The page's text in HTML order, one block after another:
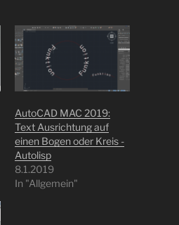
AutoCAD MAC 2019:
Text Ausrichtung auf
einen Bogen oder Kreis -
Autolisp
8.1.2019
In "Allgemein"